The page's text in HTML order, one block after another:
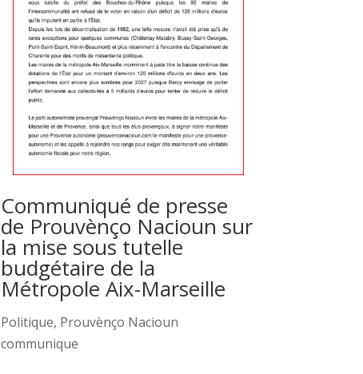
Communiqué de presse
de Prouvènço Nacioun sur
la mise sous tutelle
budgétaire de la
Métropole Aix-Marseille
Politique, Prouvènço Nacioun
communique